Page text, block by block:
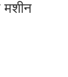
मशीन